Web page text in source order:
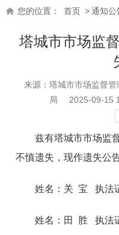
您的位置： 首页 >通知公
塔城市市场监
来源：塔城市市场监督管
局
2025-09-15
兹有塔城市市场监
不慎遗失，现作遗失公
姓名：关 宝 执法
姓名：田 胜 执法